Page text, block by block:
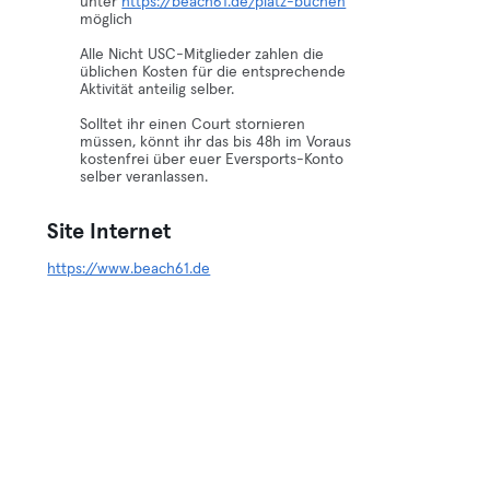
möglich
Alle Nicht USC-Mitglieder zahlen die
üblichen Kosten für die entsprechende
Aktivität anteilig selber.
Solltet ihr einen Court stornieren
müssen, könnt ihr das bis 48h im Voraus
kostenfrei über euer Eversports-Konto
selber veranlassen.
Site Internet
https://www.beach61.de